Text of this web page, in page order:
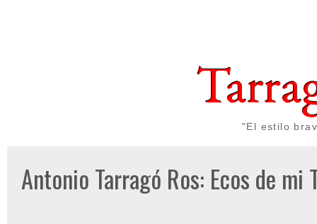
"El estilo
Antonio Tarragó Ros: Ecos de mi